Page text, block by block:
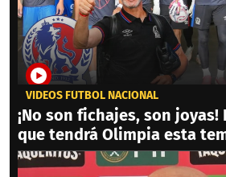
VIDEOS FÚTBOL NACIONAL
¡No son fichajes, son joyas!
que tendrá Olimpia esta